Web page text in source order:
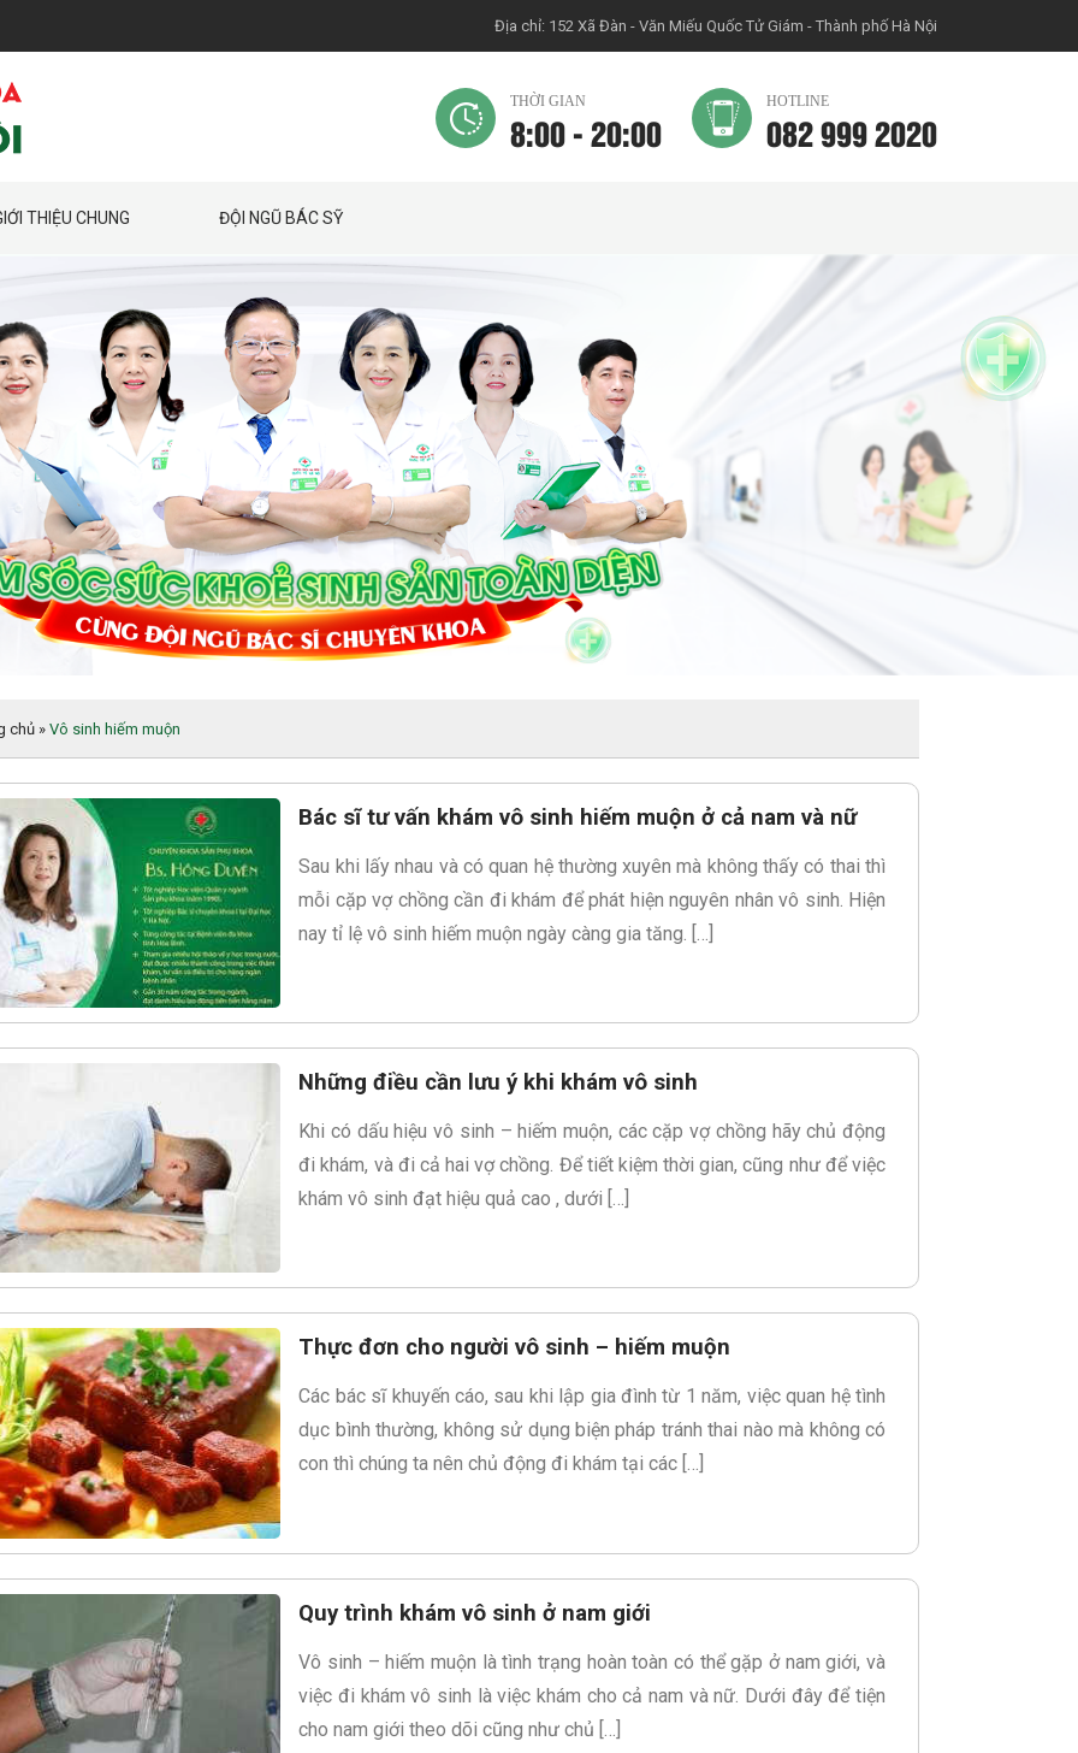
Địa chỉ: 152 Xã Đàn - Văn Miếu Quốc Tử Giám - Thành phố Hà Nội
THỜI GIAN
8:00 - 20:00
HOTLINE
082 999 2020
THIỆU CHUNG ĐỘI NGŨ BÁC SỸ
chủ» Vô sinh hiếm muộn
Bác sĩ tư vấn khám vô sinh hiếm muộn ở cả nam và nữ
Sau khi lấy nhau và có quan hệ thường xuyên mà không thấy có thai thì
mỗi cặp vợ chồng cần đi khám để phát hiện nguyên nhân vô sinh. Hiện
nay tỉ lệ vô sinh hiếm muộn ngày càng gia tăng. […]
Những điều cần lưu ý khi khám vô sinh
Khi có dấu hiệu vô sinh – hiếm muộn, các cặp vợ chồng hãy chủ động
đi khám, và đi cả hai vợ chồng. Để tiết kiệm thời gian, cũng như để việc
khám vô sinh đạt hiệu quả cao , dưới […]
Thực đơn cho người vô sinh – hiếm muộn
Các bác sĩ khuyến cáo, sau khi lập gia đình từ 1 năm, việc quan hệ tình
dục bình thường, không sử dụng biện pháp tránh thai nào mà không có
con thì chúng ta nên chủ động đi khám tại các […]
Quy trình khám vô sinh ở nam giới
Vô sinh – hiếm muộn là tình trạng hoàn toàn có thể gặp ở nam giới, và
việc đi khám vô sinh là việc khám cho cả nam và nữ. Dưới đây để tiện
cho nam giới theo dõi cũng như chủ […]